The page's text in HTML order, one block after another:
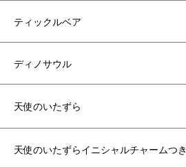
ティックルベア
ディノサウル
天使のいたずら
天使のいたずらイニシャルチャームつき